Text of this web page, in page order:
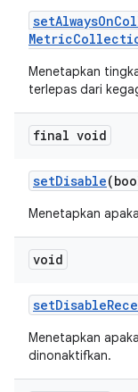
setAlwaysOn
Metric
Menetapkan
terlepas dari
final void
setDisable
Menetapkan
void
setDisable
Menetapkan
dinonaktifkan.